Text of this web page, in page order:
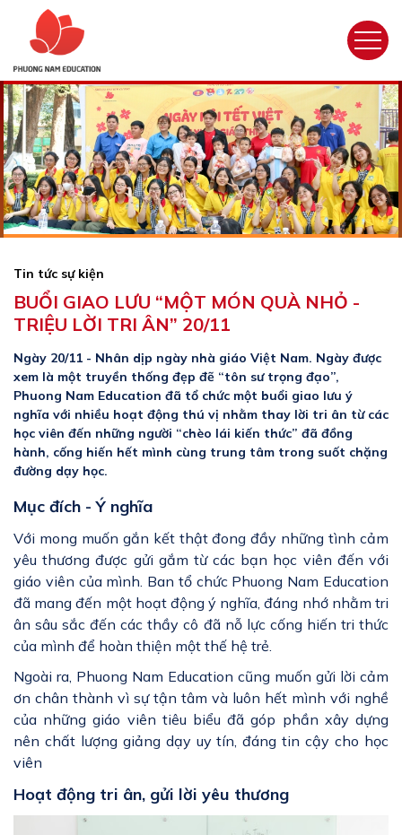
Tin tức sự kiện
BUỔI GIAO LƯU “MỘT MÓN QUÀ NHỎ -
TRIỆU LỜI TRI ÂN” 20/11
Ngày 20/11 - Nhân dịp ngày nhà giáo Việt Nam. Ngày được
xem là một truyền thống đẹp đẽ “tôn sư trọng đạo”,
Phuong Nam Education đã tổ chức một buổi giao lưu ý
nghĩa với nhiều hoạt động thú vị nhằm thay lời tri ân từ các
học viên đến những người “chèo lái kiến thức” đã đồng
hành, cống hiến hết mình cùng trung tâm trong suốt chặng
đường dạy học.
Mục đích - Ý nghĩa
Với mong muốn gắn kết thật đong đầy những tình cảm
yêu thương được gửi gắm từ các bạn học viên đến với
giáo viên của mình. Ban tổ chức Phuong Nam Education
đã mang đến một hoạt động ý nghĩa, đáng nhớ nhằm tri
ân sâu sắc đến các thầy cô đã nỗ lực cống hiến tri thức
của mình để hoàn thiện một thế hệ trẻ.
Ngoài ra, Phuong Nam Education cũng muốn gửi lời cảm
ơn chân thành vì sự tận tâm và luôn hết mình với nghề
của những giáo viên tiêu biểu đã góp phần xây dựng
nên chất lượng giảng dạy uy tín, đáng tin cậy cho học
viên
Hoạt động tri ân, gửi lời yêu thương